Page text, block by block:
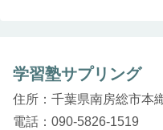
学習塾サプリング
住所：千葉県南房総市本
電話：090-5826-1519